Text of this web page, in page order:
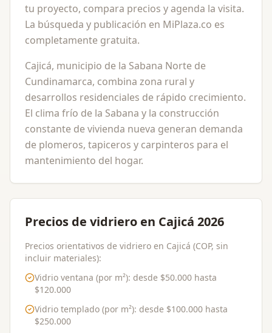
tu proyecto, compara precios y agenda la visita.
La búsqueda y publicación en MiPlaza.co es
completamente gratuita.
Cajicá, municipio de la Sabana Norte de
Cundinamarca, combina zona rural y
desarrollos residenciales de rápido crecimiento.
El clima frío de la Sabana y la construcción
constante de vivienda nueva generan demanda
de plomeros, tapiceros y carpinteros para el
mantenimiento del hogar.
Precios de vidriero en Cajicá 2026
Precios orientativos de vidriero en Cajicá (COP, sin
incluir materiales):
Vidrio ventana (por m²): desde $50.000 hasta
$120.000
Vidrio templado (por m²): desde $100.000 hasta
$250.000